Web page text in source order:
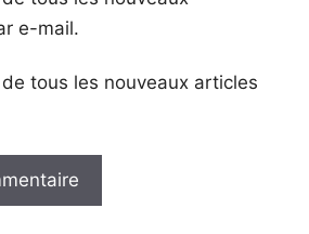
e-mail.
tous les nouveaux articles